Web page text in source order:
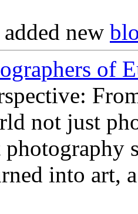
added new
of
not just
photography
into art,